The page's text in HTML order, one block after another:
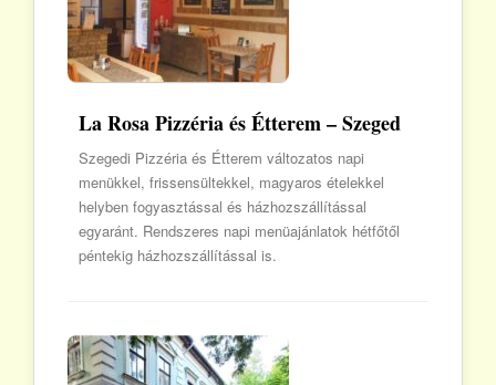
La Rosa Pizzéria és Étterem – Szeged
Szegedi Pizzéria és Étterem változatos napi
menükkel, frissensültekkel, magyaros ételekkel
helyben fogyasztással és házhozszállítással
egyaránt. Rendszeres napi menüajánlatok hétfőtől
péntekig házhozszállítással is.